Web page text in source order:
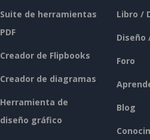
Suite de herramientas
PDF
Creador de Flipbooks
Creador de diagramas
Herramienta de
diseño gráfico
Libro /
Diseño
Foro
Blog